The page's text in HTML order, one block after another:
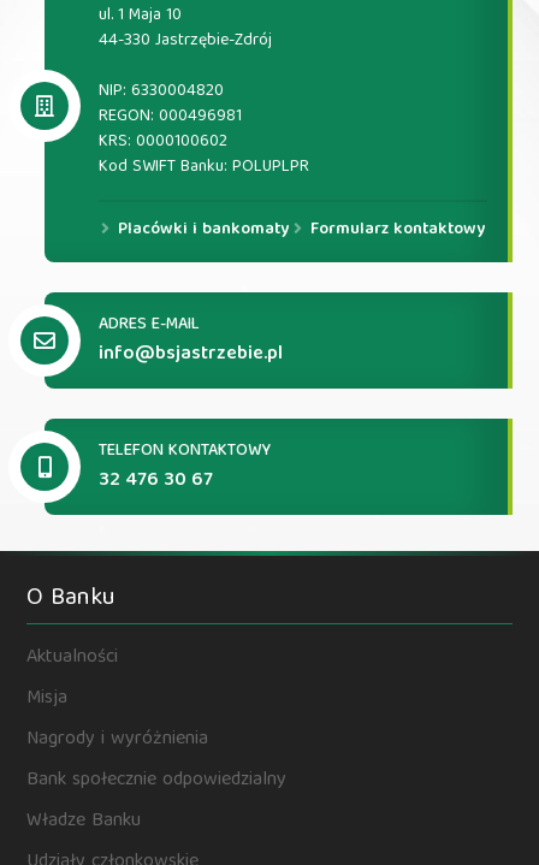
ul. 1 Maja 10
44-330 Jastrzębie-Zdrój
NIP: 6330004820
REGON: 000496981
KRS: 0000100602
Kod SWIFT Banku: POLUPLPR
Placówki i bankomaty Formularz kontaktowy
ADRES E-MAIL
info@bsjastrzebie.pl
TELEFON KONTAKTOWY
32 476 30 67
O Banku
Aktualności
Misja
Nagrody i wyróżnienia
Bank społecznie odpowiedzialny
Władze Banku